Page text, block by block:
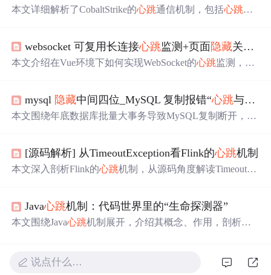
本文详细解析了CobaltStrike的心跳通信机制，包括心跳包
websocket 可复用长连接心跳监测+页面隐藏关闭页面显示重启websocket+断线重连
本文介绍在Vue环境下如何实现WebSocket的心跳监测，确
连接，以及如何在错误或关闭后进行智能重连。
mysql 隐藏中间四位_MySQL 复制报错“心跳与本地信息不兼容”-
本文围绕年底数据库批量大事务导致MySQL复制断开，报
为4G，大事务时位置超4G会溢出，导致心跳包中该值变小
而报错，并给出两种解决方法。
[源码解析] 从TimeoutException看Flink的心跳机制
本文深入剖析Flink的心跳机制，从源码角度解读TimeoutEx
Master与TaskExecutor之间的心跳监控流程。
Java心跳机制：代码世界里的“生命探测器”
本文围绕Java心跳机制展开，介绍其概念、作用，剖析原
明其在分布式系统和网络通信中的应用，还提及
心跳
机制
说点什么…